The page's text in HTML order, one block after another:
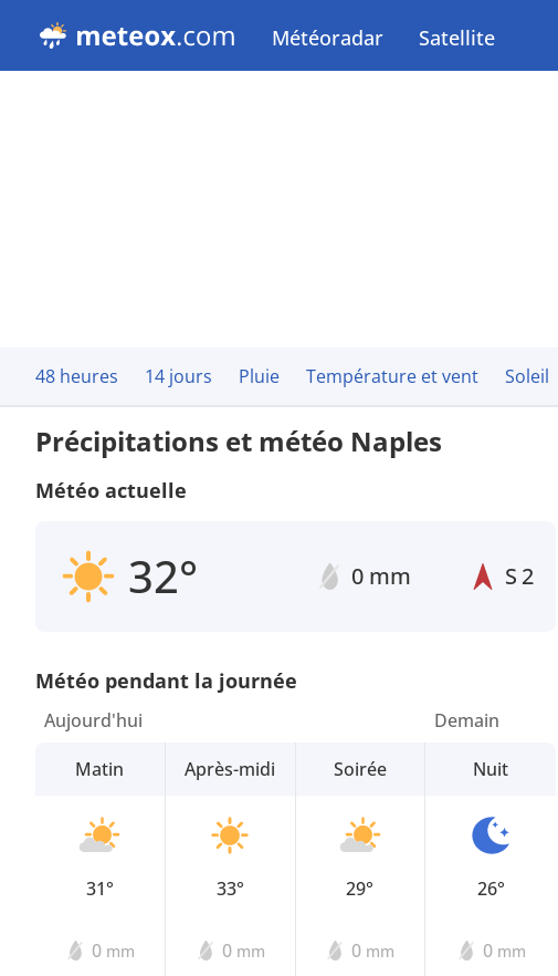
Météoradar Satellite
48 heures 14 jours Pluie Température et vent Soleil
Précipitations et météo Naples
Météo actuelle
32° 0 mm S 2
Météo pendant la journée
Aujourd'hui
Matin
31°
0 mm
Après-midi
33°
0 mm
Soirée
29°
0 mm
Demain
Nuit
26°
0 mm